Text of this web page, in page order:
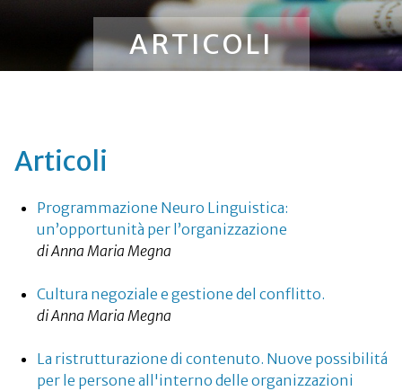
ARTICOLI
Articoli
Programmazione Neuro Linguistica:
un’opportunità per l’organizzazione
di Anna Maria Megna
Cultura negoziale e gestione del conflitto.
di Anna Maria Megna
La ristrutturazione di contenuto. Nuove possibilitá
per le persone all'interno delle organizzazioni